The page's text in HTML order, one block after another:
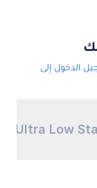
الدخول إلى
Ultra Low